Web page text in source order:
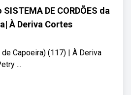
DE CORDÕES da
À Deriva Cortes
Capoeira) (117) | À Deriva
...